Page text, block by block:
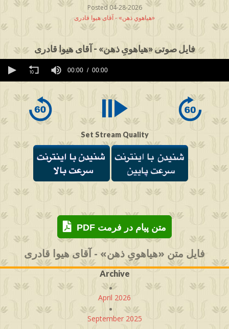
Posted 04-28-2026
هیاهویِ ذهن» - آقای هیوا قادری»
فایل صوتی «هیاهویِ ذهن» - آقای هیوا قادری
seconds
seconds
00:00 00:00
Set Stream Quality
PDF متن پیام در فرمت
فایل متن «هیاهویِ ذهن» - آقای هیوا قادری
Archive
April 2026
September 2025